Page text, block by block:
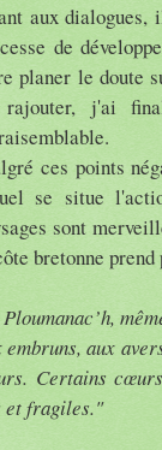
aux
de
planer le doute
j'ai
ces points
se situe
sont
bretonne
embruns, aux
Certains
et fragiles."